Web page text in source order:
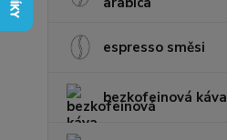
espresso směsi
bezkofeinová káva